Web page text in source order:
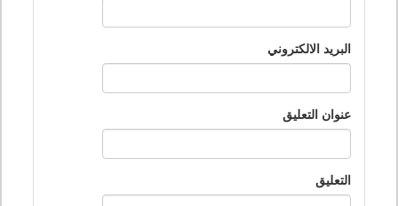
البريد الالكتروني
عنوان التعليق
التعليق